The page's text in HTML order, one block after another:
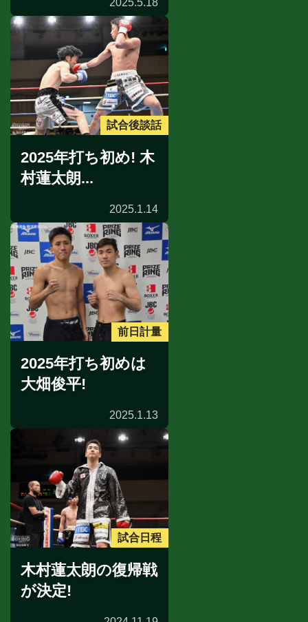
2025.5.18
試合後談話
2025年打ち初め! 木
村蓮太朗...
2025.1.14
前日計量
2025年打ち初めは
大畑俊平!
2025.1.13
試合日程
木村蓮太朗の復帰戦
が決定!